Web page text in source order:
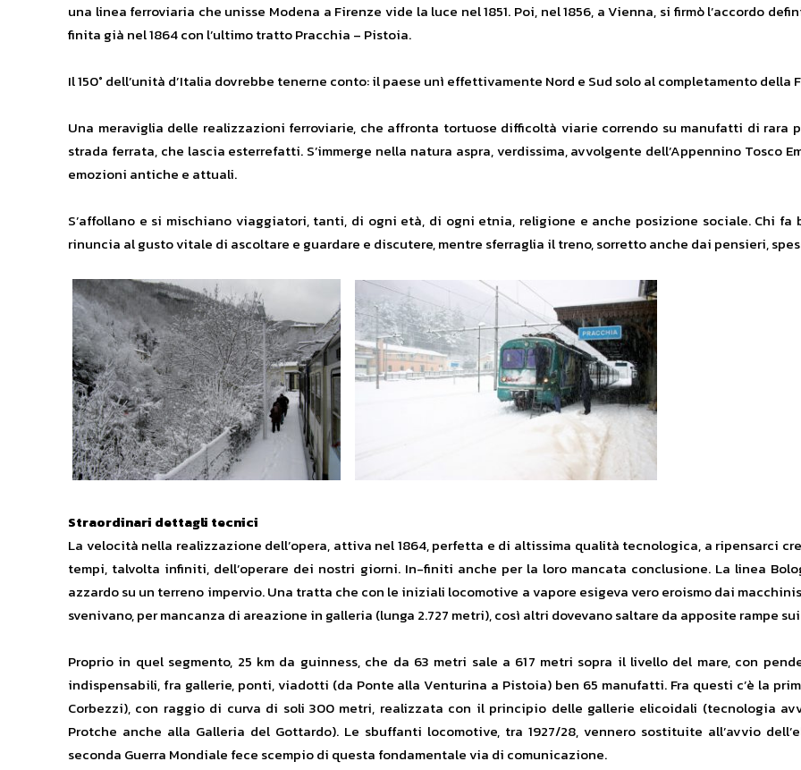
una linea ferroviaria che unisse Modena a Firenze vide la luce nel 1851. Poi, nel 1856, a Vienna, si firmò l’accordo
finita già nel 1864 con l’ultimo tratto Pracchia – Pistoia.
Il 150° dell’unità d’Italia dovrebbe tenerne conto: il paese unì effettivamente Nord e Sud solo al completamento della
Una meraviglia delle realizzazioni ferroviarie, che affronta tortuose difficoltà viarie correndo su manufatti di rara
strada ferrata, che lascia esterrefatti. S’immerge nella natura aspra, verdissima, avvolgente dell’Appennino Tosco
emozioni antiche e attuali.
S’affollano e si mischiano viaggiatori, tanti, di ogni età, di ogni etnia, religione e anche posizione sociale. Chi
rinuncia al gusto vitale di ascoltare e guardare e discutere, mentre sferraglia il treno, sorretto anche dai pensieri,
Straordinari dettagli tecnici
La velocità nella realizzazione dell’opera, attiva nel 1864, perfetta e di altissima qualità tecnologica, a ripensarci
tempi, talvolta infiniti, dell’operare dei nostri giorni. In-finiti anche per la loro mancata conclusione. La linea
azzardo su un terreno impervio. Una tratta che con le iniziali locomotive a vapore esigeva vero eroismo dai
svenivano, per mancanza di areazione in galleria (lunga 2.727 metri), così altri dovevano saltare da apposite rampe
Proprio in quel segmento, 25 km da guinness, che da 63 metri sale a 617 metri sopra il livello del mare, con
indispensabili, fra gallerie, ponti, viadotti (da Ponte alla Venturina a Pistoia) ben 65 manufatti. Fra questi c’è la
Corbezzi), con raggio di curva di soli 300 metri, realizzata con il principio delle gallerie elicoidali (tecnologia
Protche anche alla Galleria del Gottardo). Le sbuffanti locomotive, tra 1927/28, vennero sostituite all’avvio
seconda Guerra Mondiale fece scempio di questa fondamentale via di comunicazione.